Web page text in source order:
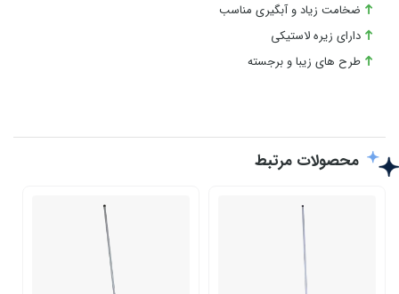
ضخامت زیاد و آبگیری مناسب
دارای زیره لاستیکی
طرح های زیبا و برجسته
محصولات مرتبط